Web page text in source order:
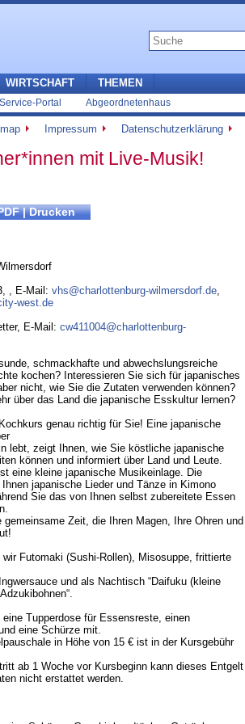
Service-Portal Abgeordnetenhaus
WIRTSCHAFT THEMEN
Impressum Datenschutzerklärung
mit Live-Musik!
, , E-Mail: vhs@charlottenburg-wilmersdorf.de,
west.de
E-Mail: cw411004@charlottenburg-
schmackhafte und abwechslungsreiche
kochen? Interessieren Sie sich für japanisches
nicht, wie Sie die Zutaten verwenden können?
über das Land die japanische Esskultur lernen?
genau richtig für Sie! Eine japanische
lebt, zeigt Ihnen, wie Sie köstliche japanische
können und informiert über Land und Leute.
eine kleine japanische Musikeinlage. Die
Ihnen japanische Lieder und Tänze in Kimono
Sie das von Ihnen selbst zubereitete Essen
gemeinsame Zeit, die Ihren Magen, Ihre Ohren und
wir Futomaki (Sushi-Rollen), Misosuppe, frittierte
und als Nachtisch “Daifuku (kleine
eine Tupperdose für Essensreste, einen
eine Schürze mit.
in Höhe von 15 € ist in der Kursgebühr
ab 1 Woche vor Kursbeginn kann dieses Entgelt
nicht erstattet werden.